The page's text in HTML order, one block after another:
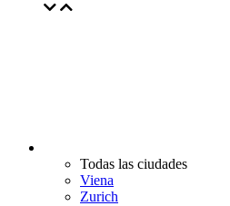
Todas las ciudades
Viena
Zurich